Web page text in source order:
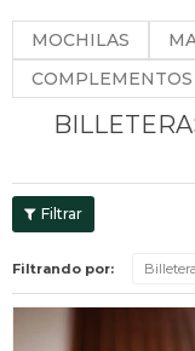
MOCHILAS
COMPLEMENTOS
Filtrando por: